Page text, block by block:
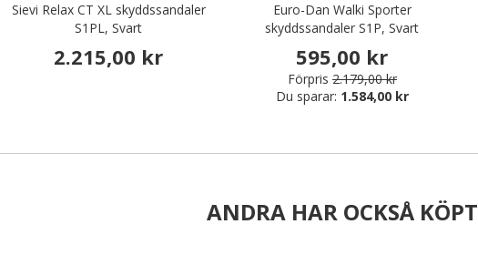
Sievi Relax CT XL skyddssandaler
S1PL, Svart
2.215,00 kr
Euro-Dan Walki Sporter
skyddssandaler S1P, Svart
595,00 kr
Förpris 2.179,00 kr
Du sparar: 1.584,00 kr
ANDRA HAR OCKSÅ KÖPT